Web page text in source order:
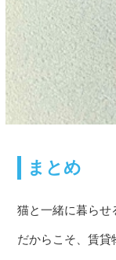
まとめ
猫と一緒に暮らせ
だからこそ、賃